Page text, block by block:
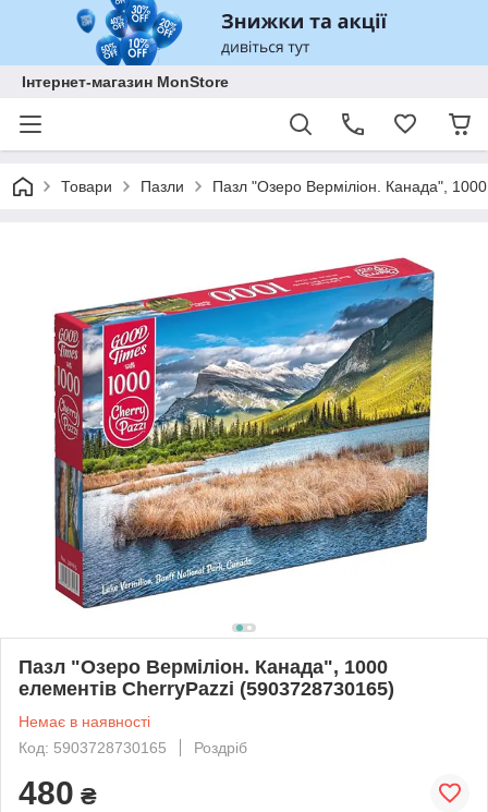
Інтернет-магазин MonStore
Товари Пазли Пазл "Озеро Верміліон. Канада",
Пазл "Озеро Верміліон. Канада", 1000
елементів CherryPazzi (5903728730165)
Немає в наявності
Код: 5903728730165
Роздріб
480 ₴